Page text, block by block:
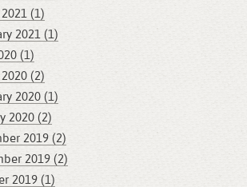
(1)
2021 (1)
(1)
(2)
2020 (1)
2020 (2)
2019 (2)
2019 (2)
2019 (1)